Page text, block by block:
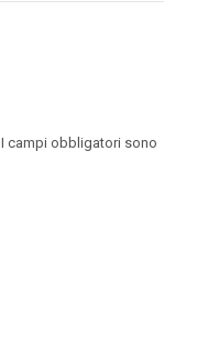
I campi obbligatori sono